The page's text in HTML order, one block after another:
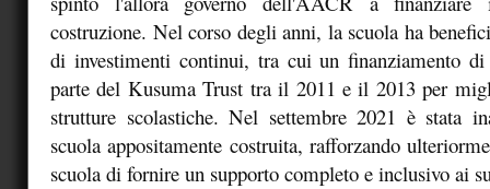
costruzione. Nel corso degli anni, la scuola ha
di investimenti continui, tra cui un finanziamento
parte del Kusuma Trust tra il 2011 e il 2013 per
strutture scolastiche. Nel settembre 2021 è stata
scuola appositamente costruita, rafforzando
scuola di fornire un supporto completo e inclusivo ai